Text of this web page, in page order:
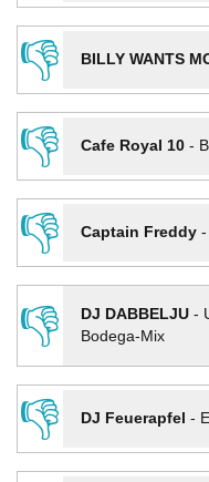
👎
BILLY WANTS
👎
Cafe Royal 10-
👎
Captain Freddy-
👎
DJ DABBELJU-
Bodega-Mix
👎
DJ Feuerapfel -